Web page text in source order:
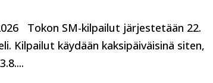
Tokon SM-kilpailut järjestetään 22.
Kilpailut käydään kaksipäiväisinä siten,